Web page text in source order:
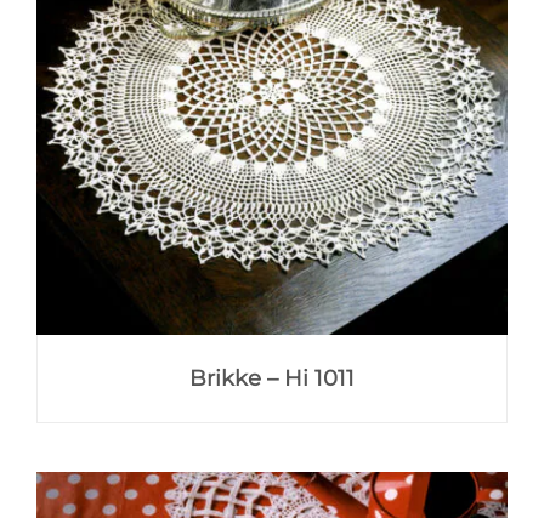
Brikke – Hi 1011